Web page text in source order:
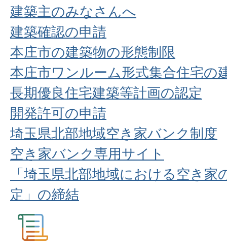
建築主のみなさんへ
建築確認の申請
本庄市の建築物の形態制限
本庄市ワンルーム形式集合住宅の
長期優良住宅建築等計画の認定
開発許可の申請
埼玉県北部地域空き家バンク制度
空き家バンク専用サイト
「埼玉県北部地域における空き
定」の締結